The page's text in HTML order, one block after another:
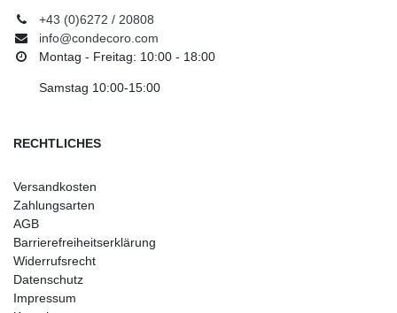
+43 (0)6272 / 20808
info@condecoro.com
Montag - Freitag: 10:00 - 18:00
Samstag 10:00-15:00
RECHTLICHES
Versandkosten
Zahlungsarten
AGB
Barrierefreiheitserklärung
Widerrufsrecht
Datenschutz
Impressum